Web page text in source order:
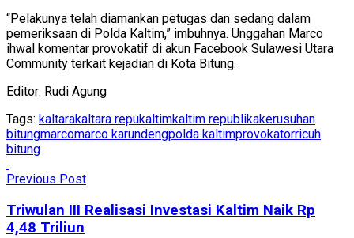
“Pelakunya telah diamankan petugas dan sedang dalam
pemeriksaan di Polda Kaltim,” imbuhnya. Unggahan Marco
ihwal komentar provokatif di akun Facebook Sulawesi Utara
Community terkait kejadian di Kota Bitung.
Editor: Rudi Agung
Tags: kaltarakaltara repukaltimkaltim republikakerusuhan
bitungmarcomarco karundengpolda kaltimprovokatorricuh
bitung
Previous Post
Triwulan III Realisasi Investasi Kaltim Naik Rp
4,48 Triliun